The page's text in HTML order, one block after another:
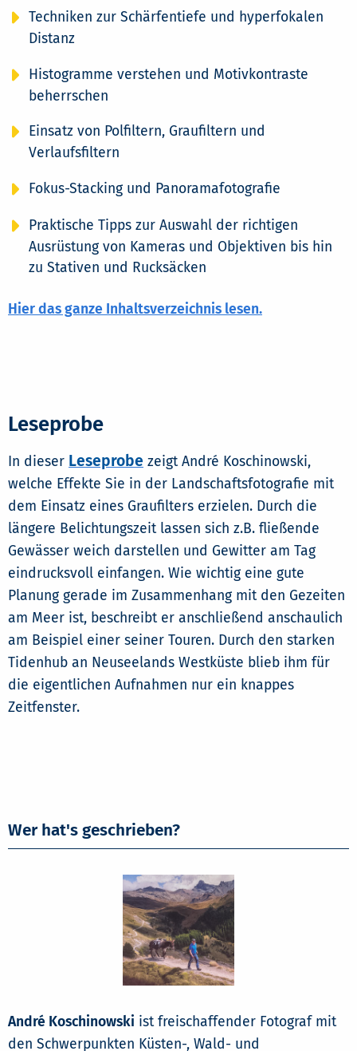
Techniken zur Schärfentiefe und hyperfokalen
Distanz
Histogramme verstehen und Motivkontraste
beherrschen
Einsatz von Polfiltern, Graufiltern und
Verlaufsfiltern
Fokus-Stacking und Panoramafotografie
Praktische Tipps zur Auswahl der richtigen
Ausrüstung von Kameras und Objektiven bis hin
zu Stativen und Rucksäcken
Hier das ganze Inhaltsverzeichnis lesen.
Leseprobe
In dieser Leseprobe zeigt André Koschinowski,
welche Effekte Sie in der Landschaftsfotografie mit
dem Einsatz eines Graufilters erzielen. Durch die
längere Belichtungszeit lassen sich z.B. fließende
Gewässer weich darstellen und Gewitter am Tag
eindrucksvoll einfangen. Wie wichtig eine gute
Planung gerade im Zusammenhang mit den Gezeiten
am Meer ist, beschreibt er anschließend anschaulich
am Beispiel einer seiner Touren. Durch den starken
Tidenhub an Neuseelands Westküste blieb ihm für
die eigentlichen Aufnahmen nur ein knappes
Zeitfenster.
Wer hat's geschrieben?
André Koschinowski ist freischaffender Fotograf mit
den Schwerpunkten Küsten-, Wald- und